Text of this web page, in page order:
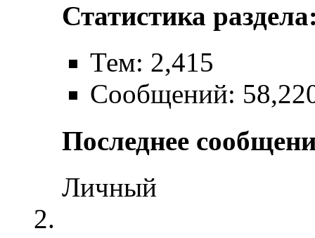
Статистика
Тем: 2,415
Сообщений:
Последнее
Личный